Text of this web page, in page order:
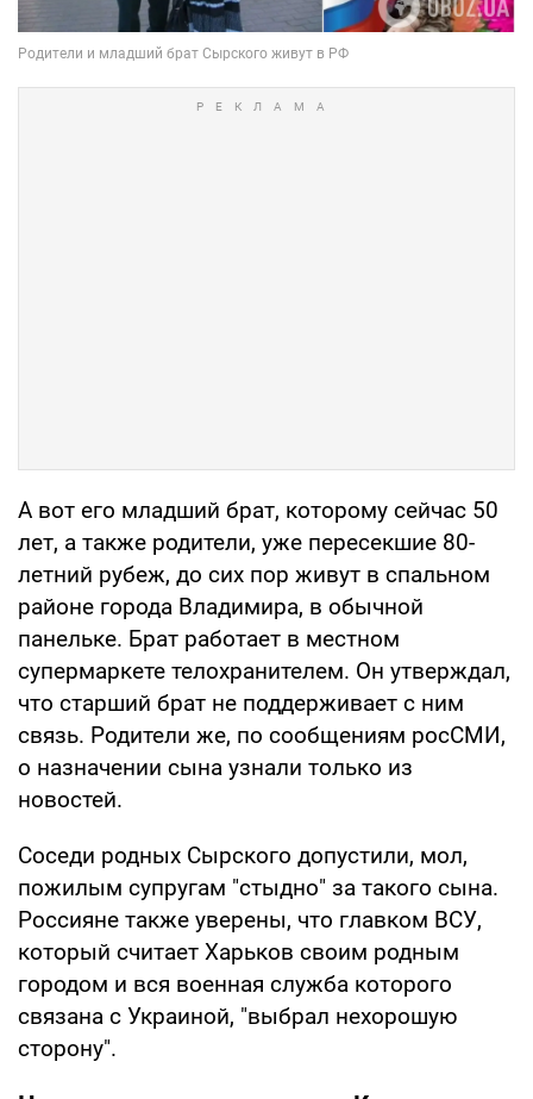
А вот его младший брат, которому сейчас 50
лет, а также родители, уже пересекшие 80-
летний рубеж, до сих пор живут в спальном
районе города Владимира, в обычной
панельке. Брат работает в местном
супермаркете телохранителем. Он утверждал,
что старший брат не поддерживает с ним
связь. Родители же, по сообщениям росСМИ,
о назначении сына узнали только из
новостей.
Соседи родных Сырского допустили, мол,
пожилым супругам "стыдно" за такого сына.
Россияне также уверены, что главком ВСУ,
который считает Харьков своим родным
городом и вся военная служба которого
связана с Украиной, "выбрал нехорошую
сторону".